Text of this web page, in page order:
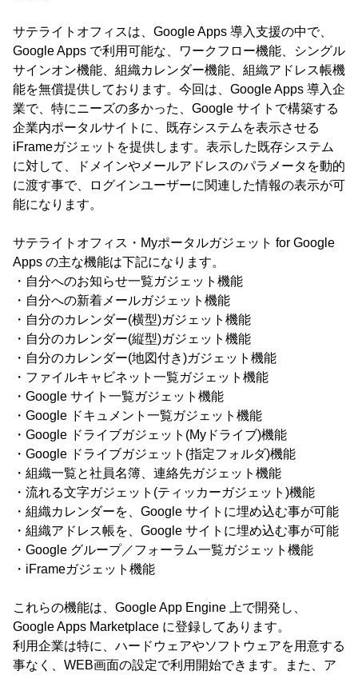
サテライトオフィスは、Google Apps 導入支援の中で、
Google Apps で利用可能な、ワークフロー機能、シングル
サインオン機能、組織カレンダー機能、組織アドレス帳機
能を無償提供しております。今回は、Google Apps 導入企
業で、特にニーズの多かった、Google サイトで構築する
企業内ポータルサイトに、既存システムを表示させる
iFrameガジェットを提供します。表示した既存システム
に対して、ドメインやメールアドレスのパラメータを動的
に渡す事で、ログインユーザーに関連した情報の表示が可
能になります。
サテライトオフィス・Myポータルガジェット for Google
Apps の主な機能は下記になります。
・自分へのお知らせ一覧ガジェット機能
・自分への新着メールガジェット機能
・自分のカレンダー(横型)ガジェット機能
・自分のカレンダー(縦型)ガジェット機能
・自分のカレンダー(地図付き)ガジェット機能
・ファイルキャビネット一覧ガジェット機能
・Google サイト一覧ガジェット機能
・Google ドキュメント一覧ガジェット機能
・Google ドライブガジェット(Myドライブ)機能
・Google ドライブガジェット(指定フォルダ)機能
・組織一覧と社員名簿、連絡先ガジェット機能
・流れる文字ガジェット(ティッカーガジェット)機能
・組織カレンダーを、Google サイトに埋め込む事が可能
・組織アドレス帳を、Google サイトに埋め込む事が可能
・Google グループ／フォーラム一覧ガジェット機能
・iFrameガジェット機能
これらの機能は、Google App Engine 上で開発し、
Google Apps Marketplace に登録してあります。
利用企業は特に、ハードウェアやソフトウェアを用意する
事なく、WEB画面の設定で利用開始できます。また、ア